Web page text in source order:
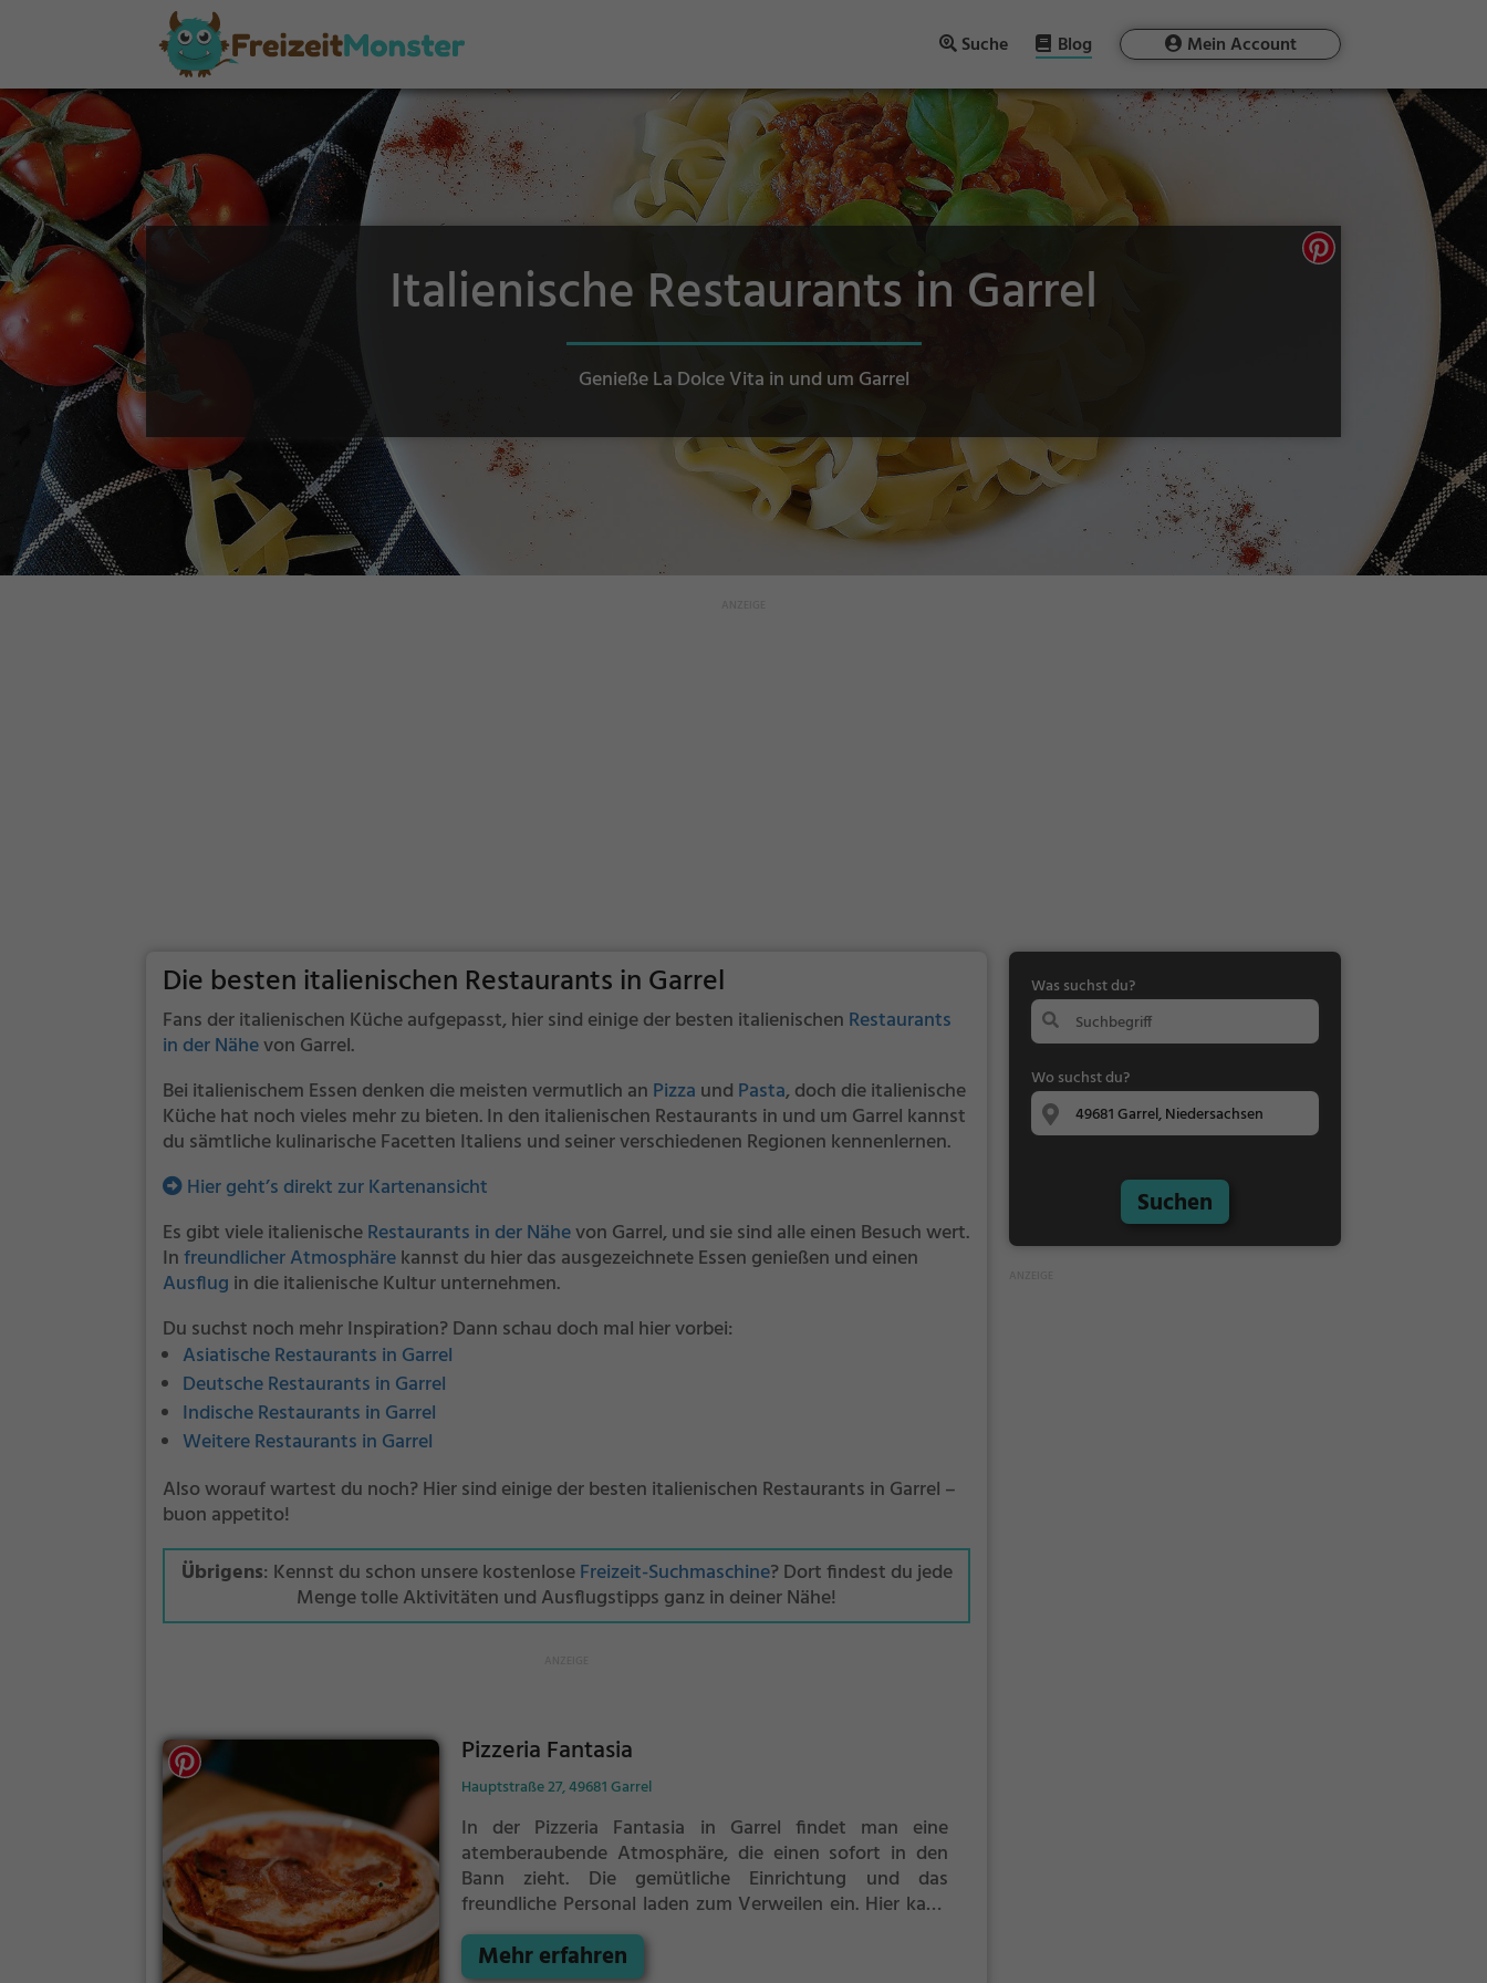
Suche Blog Mein Account
Italienische Restaurants in Garrel
Genieße La Dolce Vita in und um Garrel
Die besten italienischen Restaurants in Garrel
Fans der italienischen Küche aufgepasst, hier sind einige der besten italienischen Restaurants
in der Nähevon Garrel.
Bei italienischem Essen denken die meisten vermutlich an Pizza und Pasta, doch die italienische
Küche hat noch vieles mehr zu bieten. In den italienischen Restaurants in und um Garrel kannst
du sämtliche kulinarische Facetten Italiens und seiner verschiedenen Regionen kennenlernen.
Hier geht’s direkt zur Kartenansicht
Es gibt viele italienischeRestaurants in der Nähevon Garrel, und sie sind alle einen Besuch wert.
Infreundlicher Atmosphärekannst du hier das ausgezeichnete Essen genießen und einen
Ausflug in die italienische Kultur unternehmen.
Du suchst noch mehr Inspiration? Dann schau doch mal hier vorbei:
Asiatische Restaurants in Garrel
Deutsche Restaurants in Garrel
Indische Restaurants in Garrel
Weitere Restaurants in Garrel
Also worauf wartest du noch? Hier sind einige der besten italienischen Restaurants in Garrel –
buon appetito!
Übrigens: Kennst du schon unsere kostenloseFreizeit-Suchmaschine? Dort findest du jede
Menge tolle Aktivitäten und Ausflugstipps ganz in deiner Nähe!
Pizzeria Fantasia
Hauptstraße 27, 49681 Garrel
In der Pizzeria Fantasia in Garrel findet man eine
atemberaubende Atmosphäre, die einen sofort in den
Bann zieht. Die gemütliche Einrichtung und das
freundliche Personal laden zum Verweilen ein. Hier kann
man zwischen verschiedenen köstlichen Pizzen,
italienischen und europäischen Spezialitäten sowie
Mehr erfahren
Was suchst du?
Wo suchst du?
Suchen